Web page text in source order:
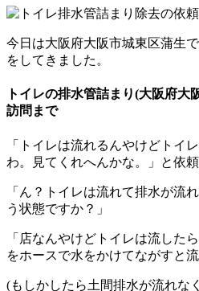
今日は大阪府大阪市城東区蒲生
をしてきました。
トイレの排水管詰まり(大阪府大
訪問まで
「トイレは流れるんやけどトイ
わ。見てくれへんかな。」と依頼
「ん？トイレは流れて排水が流
う状態ですか？」
「店なんやけどトイレは流した
をホースで水をかけてながすと
(もしかしたら土間排水が流れな